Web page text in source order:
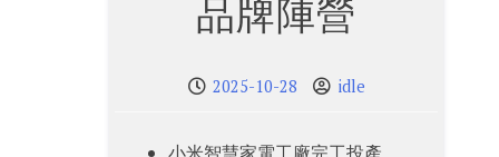
品牌陣營
2025-10-28 idle